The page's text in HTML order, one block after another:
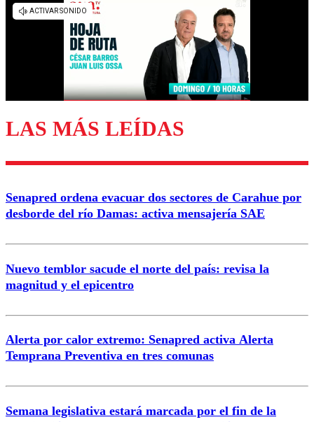
LAS MÁS LEÍDAS
Senapred ordena evacuar dos sectores de Carahue por
desborde del río Damas: activa mensajería SAE
Nuevo temblor sacude el norte del país: revisa la
magnitud y el epicentro
Alerta por calor extremo: Senapred activa Alerta
Temprana Preventiva en tres comunas
Semana legislativa estará marcada por el fin de la